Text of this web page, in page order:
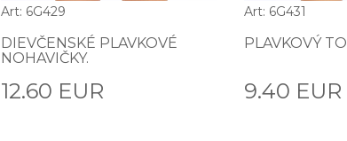
Art: 6G429
DIEVČENSKÉ PLAVKOVÉ
NOHAVIČKY.
12.60 EUR
Art: 6G431
PLAVKOVÝ
9.40 EUR